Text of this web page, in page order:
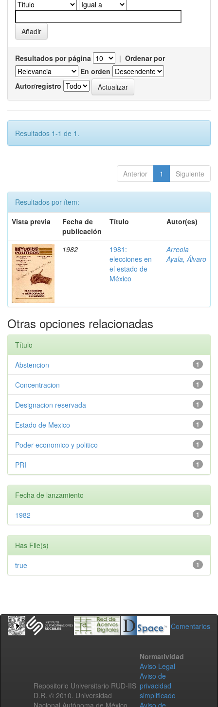
Resultados por página | Ordenar por
En orden
Autor/registro
Resultados 1-1 de 1.
Anterior 1 Siguiente
Resultados por ítem:
Vista previa
Fecha de
publicación
Título Autor(es)
1982
1981:
elecciones en
el estado de
México
Arreola
Ayala, Álvaro
Otras opciones relacionadas
Título
1
Abstencion
1
Concentracion
1
Designacion reservada
1
Estado de Mexico
1
Poder economico y politico
1
PRI
Fecha de lanzamiento
1
1982
Has File(s)
1
true
Comentarios
Repositorio Universitario RUD-IIS
D.R. © 2010. Universidad
Nacional Autónoma de México.
Normatividad
Aviso Legal
Aviso de
privacidad
simplificado
Aviso de